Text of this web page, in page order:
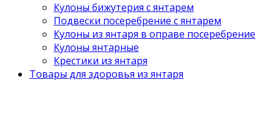
Кулоны бижутерия с янтарем
Подвески посеребрение с янтарем
Кулоны из янтаря в оправе посеребрение
Кулоны янтарные
Крестики из янтаря
Товары для здоровья из янтаря